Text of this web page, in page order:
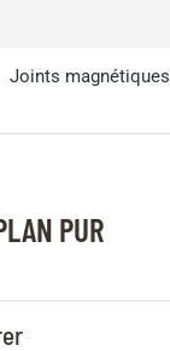
Joints magnétiques
PUR